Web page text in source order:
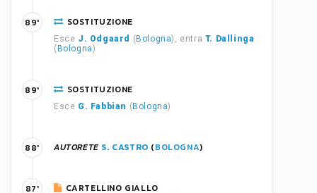
SOSTITUZIONE
Esce J. Odgaard ( Bologna), entra T. Dallinga
( Bologna)
89'
SOSTITUZIONE
Esce G. Fabbian ( Bologna)
89'
AUTORETE S. CASTRO (BOLOGNA)
88'
CARTELLINO GIALLO
87'